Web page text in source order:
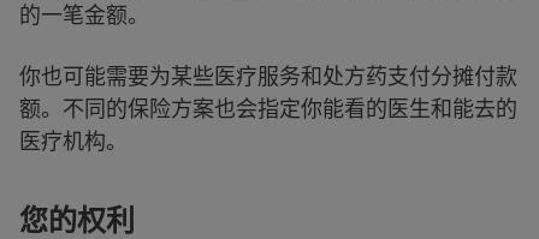
的一笔金额。
你也可能需要为某些医疗服务和处方药支付分摊付款
额。不同的保险方案也会指定你能看的医生和能去的
医疗机构。
您的权利